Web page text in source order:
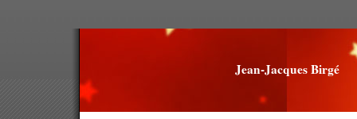
Jean-Jacques Birgé